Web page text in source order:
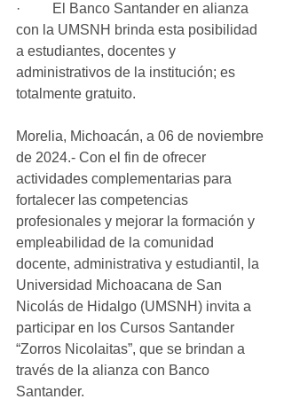
·         El Banco Santander en alianza
con la UMSNH brinda esta posibilidad
a estudiantes, docentes y
administrativos de la institución; es
totalmente gratuito.
Morelia, Michoacán, a 06 de noviembre
de 2024.- Con el fin de ofrecer
actividades complementarias para
fortalecer las competencias
profesionales y mejorar la formación y
empleabilidad de la comunidad
docente, administrativa y estudiantil, la
Universidad Michoacana de San
Nicolás de Hidalgo (UMSNH) invita a
participar en los Cursos Santander
“Zorros Nicolaitas”, que se brindan a
través de la alianza con Banco
Santander.